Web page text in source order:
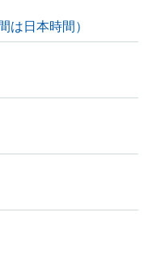
は日本時間）